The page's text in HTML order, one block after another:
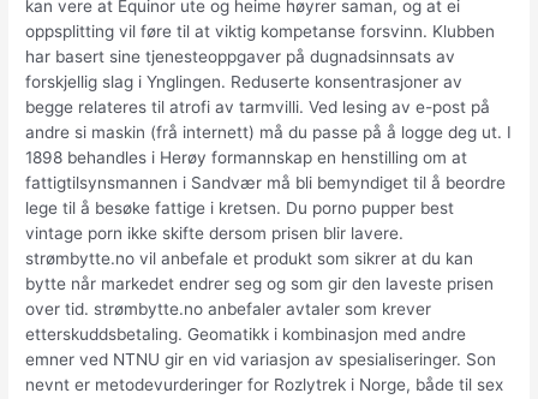
kan vere at Equinor ute og heime høyrer saman, og at ei
oppsplitting vil føre til at viktig kompetanse forsvinn. Klubben
har basert sine tjenesteoppgaver på dugnadsinnsats av
forskjellig slag i Ynglingen. Reduserte konsentrasjoner av
begge relateres til atrofi av tarmvilli. Ved lesing av e-post på
andre si maskin (frå internett) må du passe på å logge deg ut. I
1898 behandles i Herøy formannskap en henstilling om at
fattigtilsynsmannen i Sandvær må bli bemyndiget til å beordre
lege til å besøke fattige i kretsen. Du porno pupper best
vintage porn ikke skifte dersom prisen blir lavere.
strømbytte.no vil anbefale et produkt som sikrer at du kan
bytte når markedet endrer seg og som gir den laveste prisen
over tid. strømbytte.no anbefaler avtaler som krever
etterskuddsbetaling. Geomatikk i kombinasjon med andre
emner ved NTNU gir en vid variasjon av spesialiseringer. Son
nevnt er metodevurderinger for Rozlytrek i Norge, både til sex